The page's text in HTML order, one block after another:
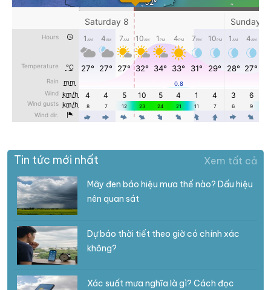
Tin tức mới nhất Xem tất cả
Mây đen báo hiệu mưa thế nào? Dấu hiệu
nên quan sát
Dự báo thời tiết theo giờ có chính xác
không?
Xác suất mưa nghĩa là gì? Cách đọc